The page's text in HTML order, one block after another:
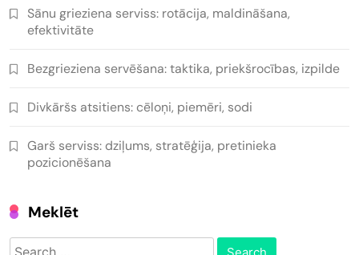
Sānu grieziena serviss: rotācija, maldināšana,
efektivitāte
Bezgrieziena servēšana: taktika, priekšrocības, izpilde
Divkāršs atsitiens: cēloņi, piemēri, sodi
Garš serviss: dziļums, stratēģija, pretinieka
pozicionēšana
Meklēt
Search